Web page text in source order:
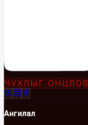
ЧУХЛЫГ ОНЦЛОВ
Ангилал